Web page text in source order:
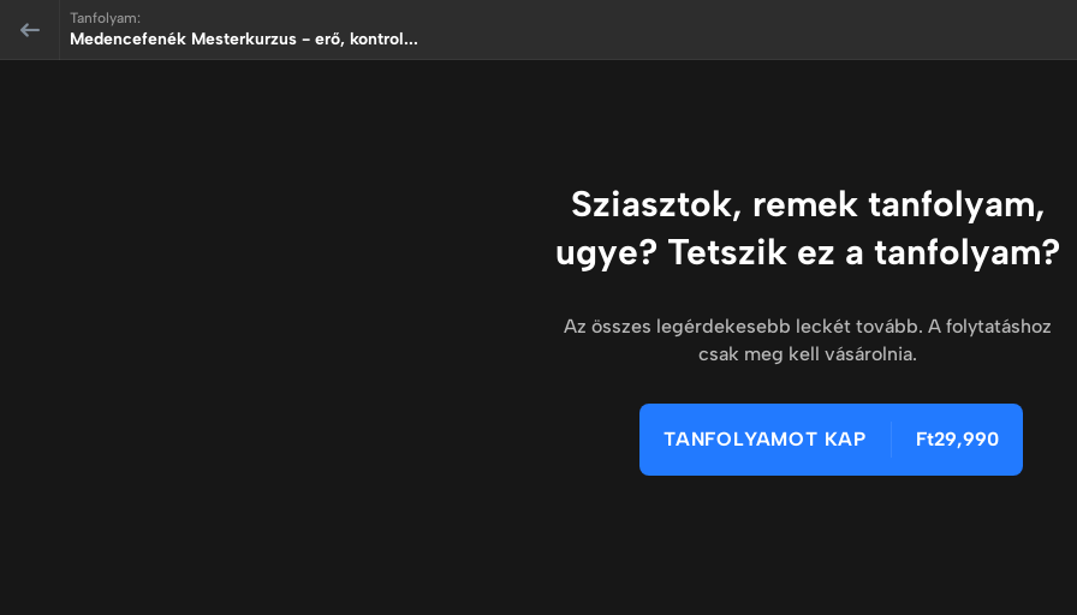
Tanfolyam:
Medencefenék Mesterkurzus - erő, kontrol...
Sziasztok, remek tanfolyam,
ugye? Tetszik ez a tanfolyam?
Az összes legérdekesebb leckét tovább. A folytatáshoz
csak meg kell vásárolnia.
TANFOLYAMOT KAP Ft29,990